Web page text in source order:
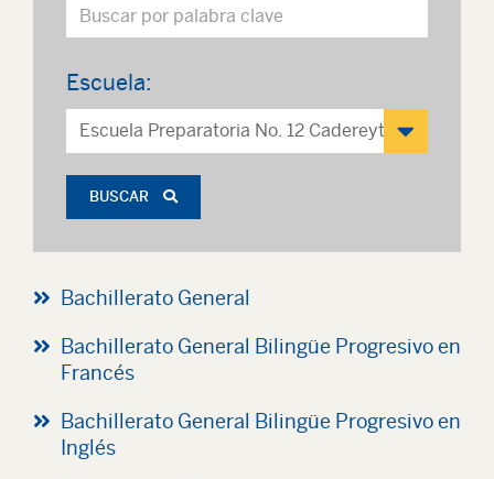
Escuela:
BUSCAR
Bachillerato General
Bachillerato General Bilingüe Progresivo en
Francés
Bachillerato General Bilingüe Progresivo en
Inglés